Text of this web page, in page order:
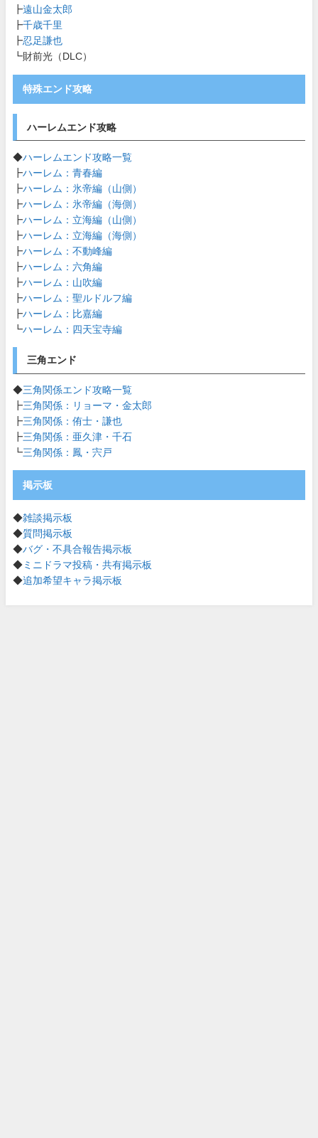
┣遠山金太郎
┣千歳千里
┣忍足謙也
┗財前光（DLC）
特殊エンド攻略
ハーレムエンド攻略
◆ハーレムエンド攻略一覧
┣ハーレム：青春編
┣ハーレム：氷帝編（山側）
┣ハーレム：氷帝編（海側）
┣ハーレム：立海編（山側）
┣ハーレム：立海編（海側）
┣ハーレム：不動峰編
┣ハーレム：六角編
┣ハーレム：山吹編
┣ハーレム：聖ルドルフ編
┣ハーレム：比嘉編
┗ハーレム：四天宝寺編
三角エンド
◆三角関係エンド攻略一覧
┣三角関係：リョーマ・金太郎
┣三角関係：侑士・謙也
┣三角関係：亜久津・千石
┗三角関係：鳳・宍戸
掲示板
◆雑談掲示板
◆質問掲示板
◆バグ・不具合報告掲示板
◆ ミニドラマ投稿・共有掲示板
◆追加希望キャラ掲示板